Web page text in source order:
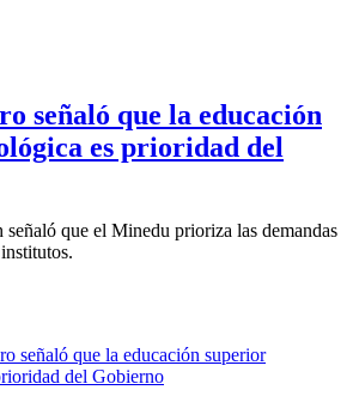
señaló que la educación
es prioridad del
que el Minedu prioriza las demandas